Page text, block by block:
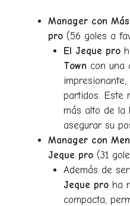
Manager con
pro (56 goles a
El Jeque pro
Town con una
impresionante,
partidos. Este
más alto de la
asegurar su
Manager con
Jeque pro (31
Además de
Jeque proha
compacta,